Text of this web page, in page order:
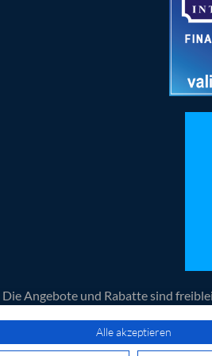
Angebote und Rabatte sind
Alle akzeptieren